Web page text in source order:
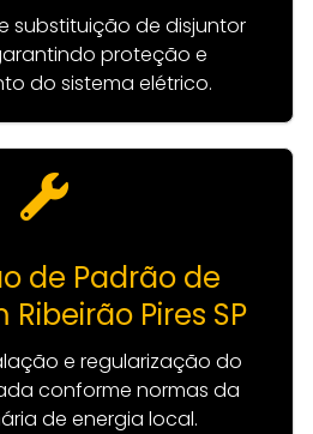
substituição de disjuntor
proteção e
do sistema elétrico.
de Padrão de
Pires SP
e regularização do
conforme normas da
de energia local.